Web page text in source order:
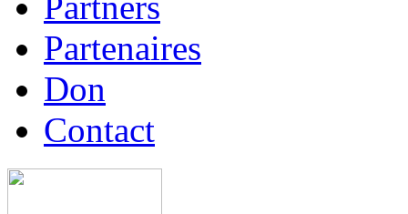
Partenaires
Don
Contact